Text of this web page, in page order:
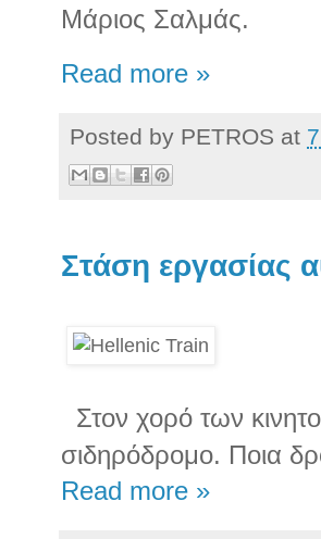
Μάριος Σαλμάς.
Read more »
Posted by PETROS at
Στάση εργασίας
Στον χορό των
σιδηρόδρομο. Ποια
Read more »